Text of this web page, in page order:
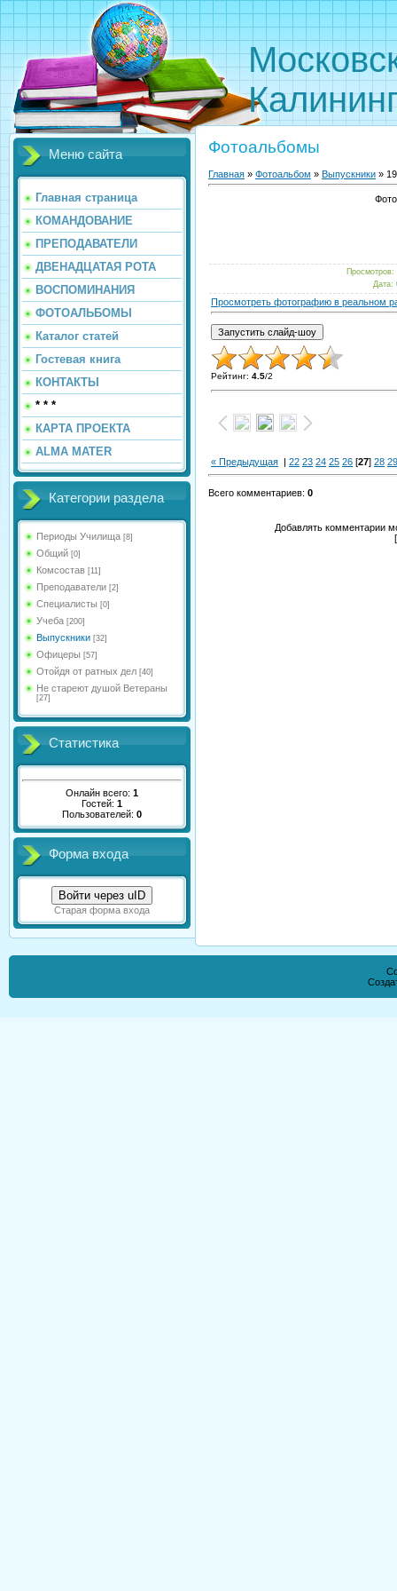
Меню сайта
Главная страница
КОМАНДОВАНИЕ
ПРЕПОДАВАТЕЛИ
ДВЕНАДЦАТАЯ РОТА
ВОСПОМИНАНИЯ
ФОТОАЛЬБОМЫ
Каталог статей
Гостевая книга
КОНТАКТЫ
* * *
КАРТА ПРОЕКТА
ALMA MATER
Категории раздела
Периоды Училища [8]
Общий [0]
Комсостав [11]
Преподаватели [2]
Специалисты [0]
Учеба [200]
Выпускники [32]
Офицеры [57]
Отойдя от ратных дел [40]
Не стареют душой Ветераны
[27]
Статистика
Онлайн всего: 1
Гостей: 1
Пользователей: 0
Форма входа
Войти через uID
Старая форма входа
Фотоальбомы
Главная » Фотоальбом » Выпускники »
Просмотров:
Дата:
Просмотреть фотографию в реальном
Рейтинг: 4.5/2
« Предыдущая | 22 23 24 25 26 [27] 28 29
Всего комментариев: 0
Добавлять комментарии